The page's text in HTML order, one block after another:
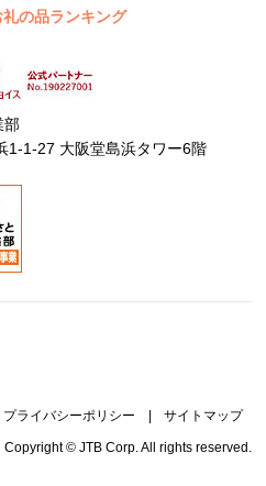
の品ランキング
部
1-27 大阪堂島浜タワー6階
プライバシーポリシー サイトマップ
Copyright © JTB Corp. All rights reserved.